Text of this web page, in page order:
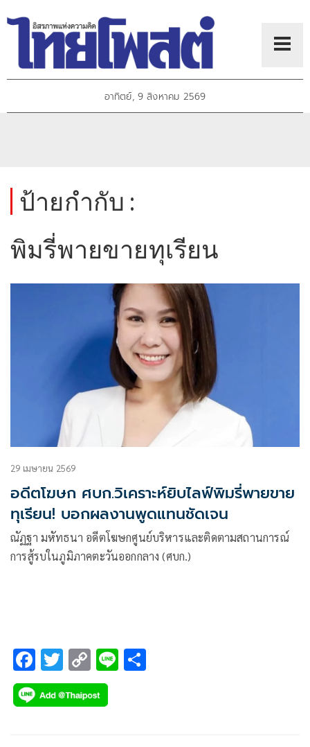
อาทิตย์, 9 สิงหาคม 2569
ป้ายกำกับ :
พิมรี่พายขายทุเรียน
29 เมษายน 2569
อดีตโฆษก ศบก.วิเคราะห์ยิบไลฟ์พิมรี่พายขาย
ทุเรียน! บอกผลงานพูดแทนชัดเจน
ณัฏฐา มหัทธนา อดีตโฆษกศูนย์บริหารและติดตามสถานการณ์
การสู้รบในภูมิภาคตะวันออกกลาง (ศบก.)
F
ac
e
T
wi
tt
C
o
p
Li